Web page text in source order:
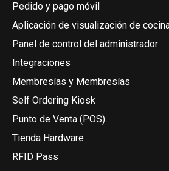
Pedido y pago móvil
Aplicación de visualización de
Panel de control del administrador
Integraciones
Membresías y Membresías
Self Ordering Kiosk
Punto de Venta (POS)
Tienda Hardware
RFID Pass